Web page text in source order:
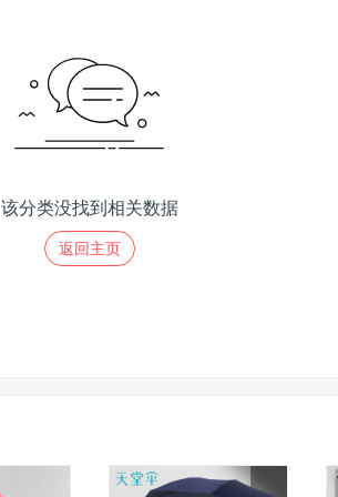
该分类没找到相关数据
返回主页